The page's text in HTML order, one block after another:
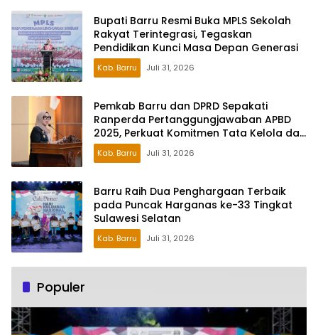
Bupati Barru Resmi Buka MPLS Sekolah
Rakyat Terintegrasi, Tegaskan
Pendidikan Kunci Masa Depan Generasi
Kab. Barru Juli 31, 2026
Pemkab Barru dan DPRD Sepakati
Ranperda Pertanggungjawaban APBD
2025, Perkuat Komitmen Tata Kelola dan
Perlindungan Anak
Kab. Barru Juli 31, 2026
Barru Raih Dua Penghargaan Terbaik
pada Puncak Harganas ke-33 Tingkat
Sulawesi Selatan
Kab. Barru Juli 31, 2026
Populer